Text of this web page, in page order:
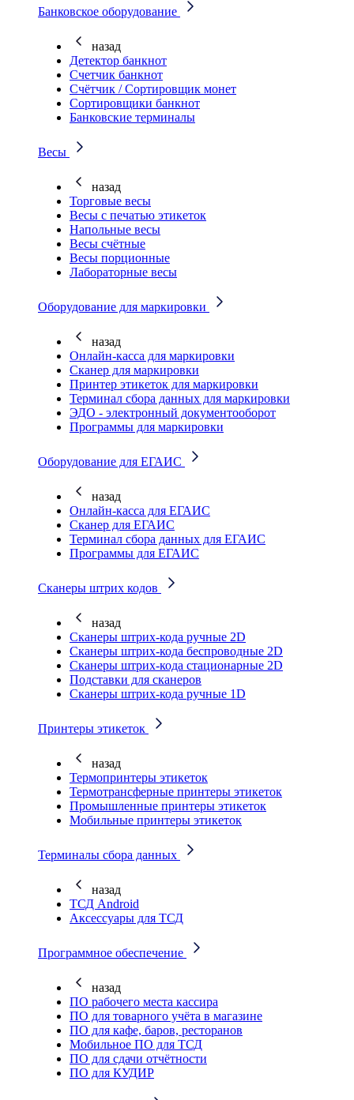
Банковское оборудование
назад
Детектор банкнот
Счетчик банкнот
Счётчик / Сортировщик монет
Сортировщики банкнот
Банковские терминалы
Весы
назад
Торговые весы
Весы с печатью этикеток
Напольные весы
Весы счётные
Весы порционные
Лабораторные весы
Оборудование для маркировки
назад
Онлайн-касса для маркировки
Сканер для маркировки
Принтер этикеток для маркировки
Терминал сбора данных для маркировки
ЭДО - электронный документооборот
Программы для маркировки
Оборудование для ЕГАИС
назад
Онлайн-касса для ЕГАИС
Сканер для ЕГАИС
Терминал сбора данных для ЕГАИС
Программы для ЕГАИС
Сканеры штрих кодов
назад
Сканеры штрих-кода ручные 2D
Сканеры штрих-кода беспроводные 2D
Cканеры штрих-кода стационарные 2D
Подставки для сканеров
Сканеры штрих-кода ручные 1D
Принтеры этикеток
назад
Термопринтеры этикеток
Термотрансферные принтеры этикеток
Промышленные принтеры этикеток
Мобильные принтеры этикеток
Терминалы сбора данных
назад
ТСД Android
Аксессуары для ТСД
Программное обеспечение
назад
ПО рабочего места кассира
ПО для товарного учёта в магазине
ПО для кафе, баров, ресторанов
Мобильное ПО для ТСД
ПО для сдачи отчётности
ПО для КУДИР